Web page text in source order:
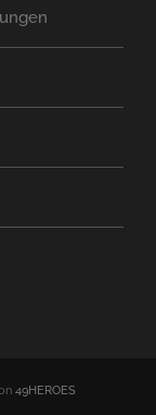
49HEROES